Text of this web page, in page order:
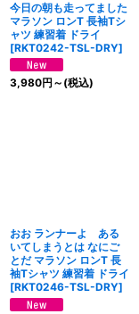
今日の朝も走ってました
マラソン ロンT 長袖Tシ
ャツ 練習着 ドライ
[RKT0242-TSL-DRY]
3,980円 ～ (税込)
おお ランナーよ ある
いてしまうとは なにご
とだ マラソン ロンT 長
袖Tシャツ 練習着 ドライ
[RKT0246-TSL-DRY]